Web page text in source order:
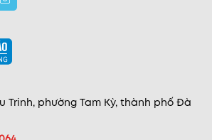
Trinh, phường Tam Kỳ, thành phố Đà